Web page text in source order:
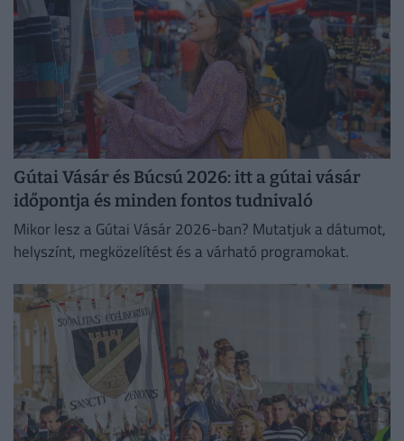
Gútai Vásár és Búcsú 2026: itt a gútai vásár
időpontja és minden fontos tudnivaló
Mikor lesz a Gútai Vásár 2026-ban? Mutatjuk a dátumot,
helyszínt, megközelítést és a várható programokat.